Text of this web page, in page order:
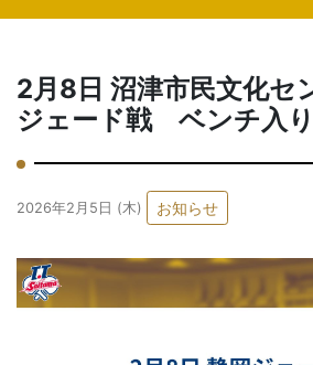
2月8日 沼津市民文化
ジェード戦 ベンチ入
2026年2月5日 (木) お知らせ